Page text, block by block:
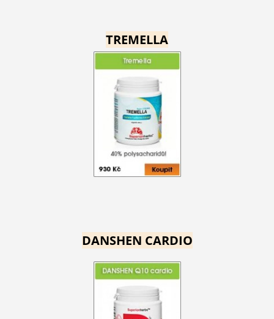
TREMELLA
DANSHEN CARDIO